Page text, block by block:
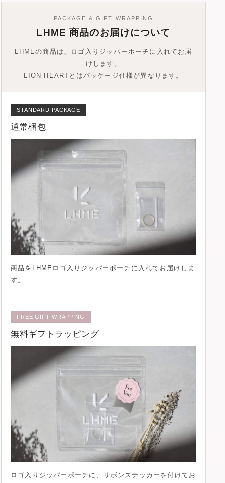
PACKAGE & GIFT WRAPPING
LHME 商品のお届けについて
LHMEの商品は、ロゴ入りジッパーポーチに入れてお届
けします。
LION HEARTとはパッケージ仕様が異なります。
STANDARD PACKAGE
通常梱包
商品を LHMEロゴ入りジッパーポーチ に入れてお届けしま
す。
FREE GIFT WRAPPING
無料ギフトラッピング
ロゴ入りジッパーポーチに、 リボンステッカー を付けてお